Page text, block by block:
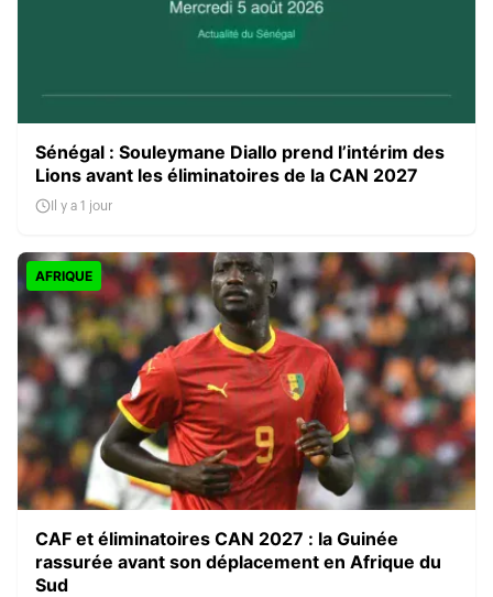
Sénégal : Souleymane Diallo prend l’intérim des
Lions avant les éliminatoires de la CAN 2027
Il y a 1 jour
AFRIQUE
CAF et éliminatoires CAN 2027 : la Guinée
rassurée avant son déplacement en Afrique du
Sud